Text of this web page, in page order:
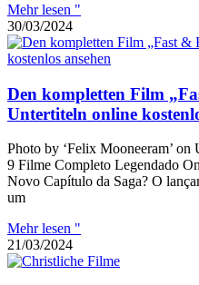
Mehr lesen "
30/03/2024
Den kompletten Film
Untertiteln online
Photo by ‘Felix Mooneeram’ on
9 Filme Completo Legendado
Novo Capítulo da Saga? O
um
Mehr lesen "
21/03/2024